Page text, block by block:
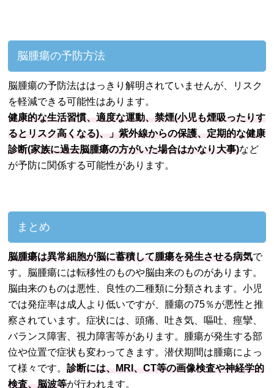
脳腫瘍の予防方法
脳腫瘍の予防法ははっきり解明されていませんが、リスク
を軽減できる可能性はあります。
健康的な生活習慣、適度な運動、禁煙(小児も煙吸ったりす
るとリスク高くなる)、」紫外線からの保護、定期的な健康
診断(家族に過去脳腫瘍の方がいた場合はかなり大事)など
が予防に関係する可能性があります。
まとめ
脳腫瘍は異常細胞が脳に蓄積して腫瘍を発生させる病気で
す。脳腫瘍には転移性のものや脳由来のものがあります。
脳由来のものは悪性、良性の二種類に分類されます。小児
では発症率は成人より低いですが、腫瘍の75％が悪性と推
察されています。症状には、頭痛、吐き気、嘔吐、痙攣、
バランス障害、視力障害等があります。腫瘍が発生する部
位や位置で症状も変わってきます。潜伏期間は腫瘍によっ
て様々です。診断には、MRI、CT等の画像検査や神経学的
検査、脳波等が行われます。